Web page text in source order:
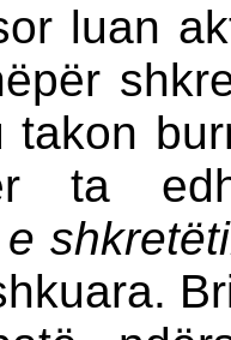
luan
takon
ta
e